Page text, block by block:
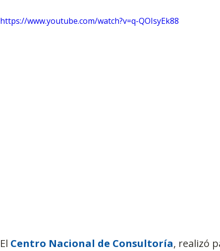
https://www.youtube.com/watch?v=q-QOIsyEk88
El Centro Nacional de Consultoría, realizó